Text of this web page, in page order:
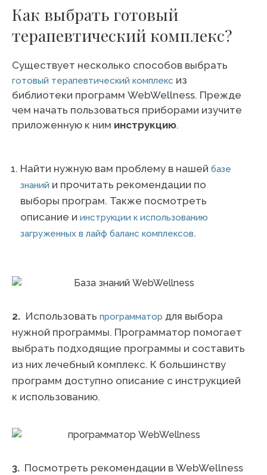
Как выбрать готовый
терапевтический комплекс?
Существует несколько способов выбрать
готовый терапевтический комплекс из
библиотеки программ WebWellness. Прежде
чем начать пользоваться приборами изучите
приложенную к ним инструкцию.
Найти нужную вам проблему в нашей базе
знаний и прочитать рекомендации по
выборы програм. Также посмотреть
описание и инструкции к использованию
загруженных в лайф баланс комплексов.
2. Использовать программатор для выбора
нужной программы. Программатор помогает
выбрать подходящие программы и составить
из них лечебный комплекс. К большинству
программ доступно описание с инструкцией
к использованию.
3. Посмотреть рекомендации в WebWellness